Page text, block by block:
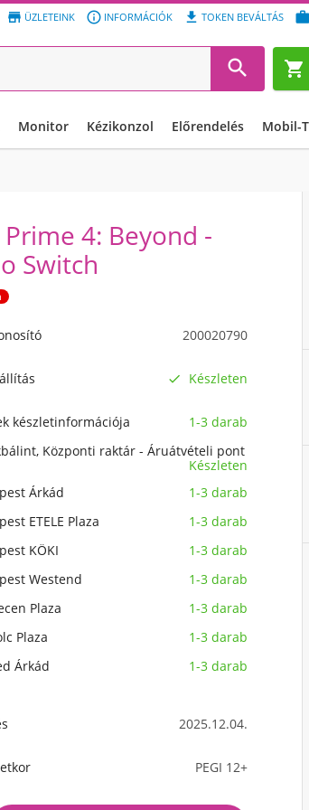


 TOKEN BEVÁLTÁS
 INFORMÁCIÓK
 ÜZLETEINK

Monitor Kézikonzol Előrendelés Mobil-
4: Beyond -
Switch
200020790
Készleten

készletinformációja 1-3 darab
Központi raktár - Áruátvételi pont
Készleten
Árkád 1-3 darab
ETELE Plaza 1-3 darab
KÖKI 1-3 darab
Westend 1-3 darab
Plaza 1-3 darab
Plaza 1-3 darab
Árkád 1-3 darab
2025.12.04.
PEGI 12+